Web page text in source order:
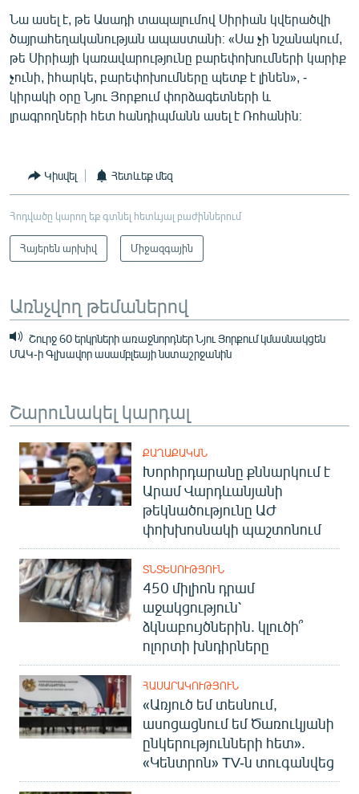
Նա ասել է, թե Ասադի տապալումով Սիրիան կվերածվի
ծայրահեղականության ապաստանի։ «Սա չի նշանակում,
թե Սիրիայի կառավարությունը բարեփոխումների կարիք
չունի, իհարկե, բարեփոխումները պետք է լինեն», -
կիրակի օրը Նյու Յորքում փորձագետների և
լրագրողների հետ հանդիպմանն ասել է Ռոհանին։
Կիսվել Հետևեք մեզ
Հոդվածը կարող եք գտնել հետևյալ բաժիններում
Հայերեն արխիվ Միջազգային
Առնչվող թեմաներով
Շուրջ 60 երկրների առաջնորդներ Նյու Յորքում կմասնակցեն
ՄԱԿ-ի Գլխավոր ասամբլեայի նստաշրջանին
Շարունակել կարդալ
ՔԱՂԱՔԱԿԱՆ
Խորհրդարանը քննարկում է
Արամ Վարդևանյանի
թեկնածությունը ԱԺ
փոխխոսնակի պաշտոնում
ՏՆՏԵՍՈՒԹՅՈՒՆ
450 միլիոն դրամ
աջակցություն՝
ձկնաբույծներին. կլուծի՞
ոլորտի խնդիրները
ՀԱՍԱՐԱԿՈՒԹՅՈՒՆ
«Առյուծ եմ տեսնում,
ասոցացնում եմ Ծառուկյանի
ընկերությունների հետ».
«Կենտրոն» TV-ն տուգանվեց